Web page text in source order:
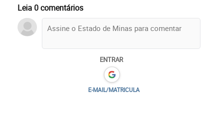
Leia 0 comentários
ENTRAR
E-MAIL/MATRICULA